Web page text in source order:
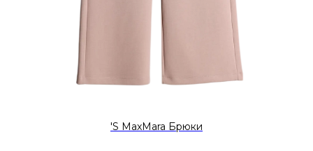
'S MaxMara Брюки